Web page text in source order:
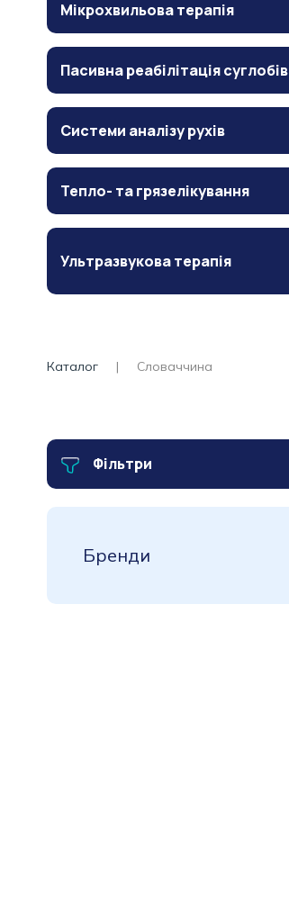
Мікрохвильова терапія
Пасивна реабілітація суглобів
Системи аналізу рухів
Тепло- та грязелікування
Ультразвукова терапія
Каталог Словаччина
Фільтри
Бренди